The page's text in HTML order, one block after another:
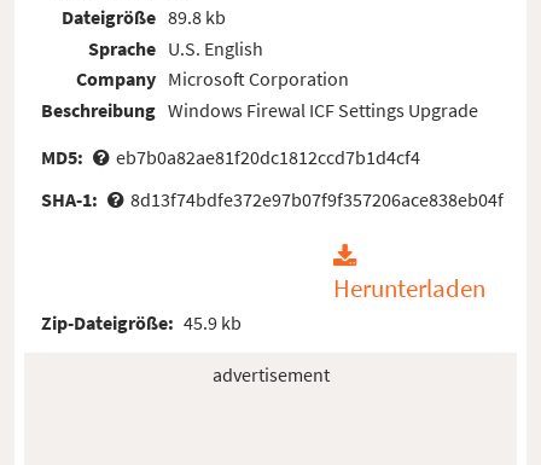
Dateigröße
Sprache
Company
Beschreibung
89.8 kb
U.S. English
Microsoft Corporation
Windows Firewal ICF Settings Upgrade
MD5:
eb7b0a82ae81f20dc1812ccd7b1d4cf4
SHA-1:
8d13f74bdfe372e97b07f9f357206ace838eb04f
Herunterladen
Zip-Dateigröße: 45.9 kb
advertisement